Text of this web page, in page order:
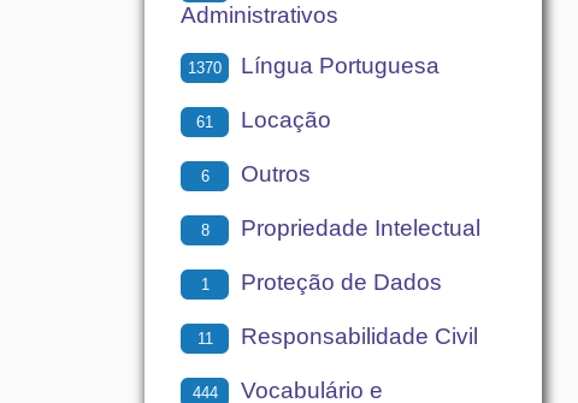
Administrativos
1370 Língua Portuguesa
61 Locação
6 Outros
8 Propriedade Intelectual
1 Proteção de Dados
11 Responsabilidade Civil
444
Vocabulário e